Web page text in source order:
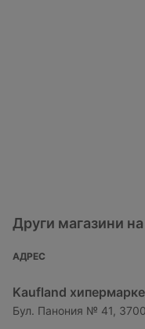
Други магазини
АДРЕС
Kaufland
Бул. Панония № 41,